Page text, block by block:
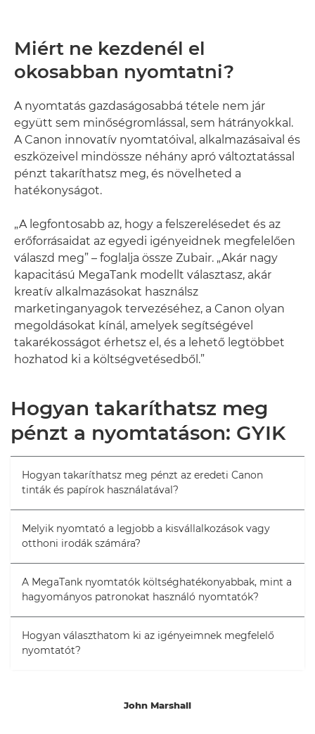
Miért ne kezdenél el
okosabban nyomtatni?
A nyomtatás gazdaságosabbá tétele nem jár
együtt sem minőségromlással, sem hátrányokkal.
A Canon innovatív nyomtatóival, alkalmazásaival és
eszközeivel mindössze néhány apró változtatással
pénzt takaríthatsz meg, és növelheted a
hatékonyságot.
„A legfontosabb az, hogy a felszerelésedet és az
erőforrásaidat az egyedi igényeidnek megfelelően
válaszd meg” – foglalja össze Zubair. „Akár nagy
kapacitású MegaTank modellt választasz, akár
kreatív alkalmazásokat használsz
marketinganyagok tervezéséhez, a Canon olyan
megoldásokat kínál, amelyek segítségével
takarékosságot érhetsz el, és a lehető legtöbbet
hozhatod ki a költségvetésedből.”
Hogyan takaríthatsz meg
pénzt a nyomtatáson: GYIK
Hogyan takaríthatsz meg pénzt az eredeti Canon
tinták és papírok használatával?
Melyik nyomtató a legjobb a kisvállalkozások vagy
otthoni irodák számára?
A MegaTank nyomtatók költséghatékonyabbak, mint a
hagyományos patronokat használó nyomtatók?
Hogyan választhatom ki az igényeimnek megfelelő
nyomtatót?
John Marshall